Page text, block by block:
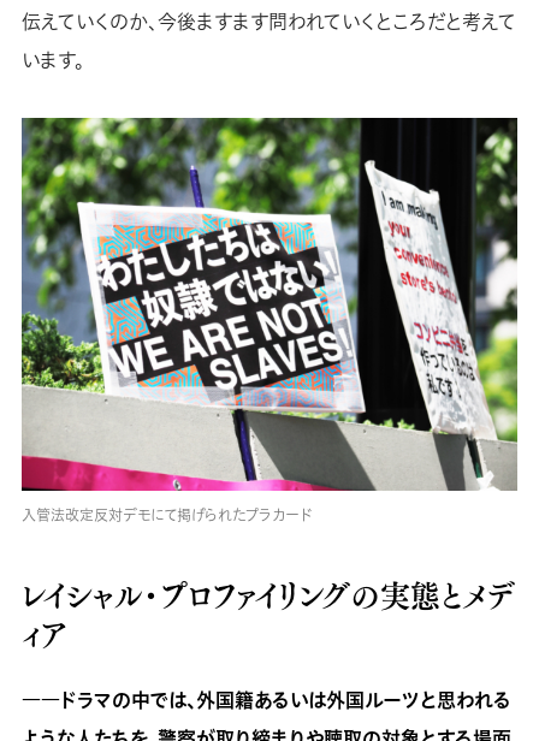
伝えていくのか、今後ますます問われていくところだと考えて
います。
入管法改定反対デモにて掲げられたプラカード
レイシャル・プロファイリングの実態とメデ
ィア
――ドラマの中では、外国籍あるいは外国ルーツと思われる